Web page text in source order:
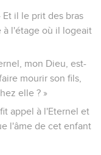
voyage. Peut-être
à leur coutume,
et avec des lances
jusqu'au
Mais il n'y eut ni
vous de moi ! »
l'autel de